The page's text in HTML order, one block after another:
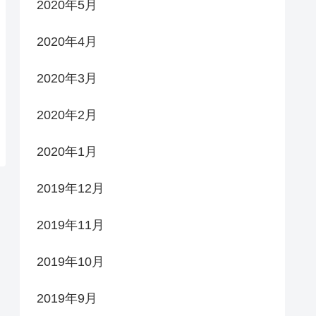
2020年5月
2020年4月
2020年3月
2020年2月
2020年1月
2019年12月
2019年11月
2019年10月
2019年9月